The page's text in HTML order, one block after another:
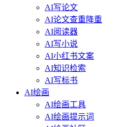
AI写论文
AI论文查重降重
AI阅读器
AI写小说
AI小红书文案
AI知识检索
AI写标书
AI绘画
AI绘画工具
AI绘画提示词